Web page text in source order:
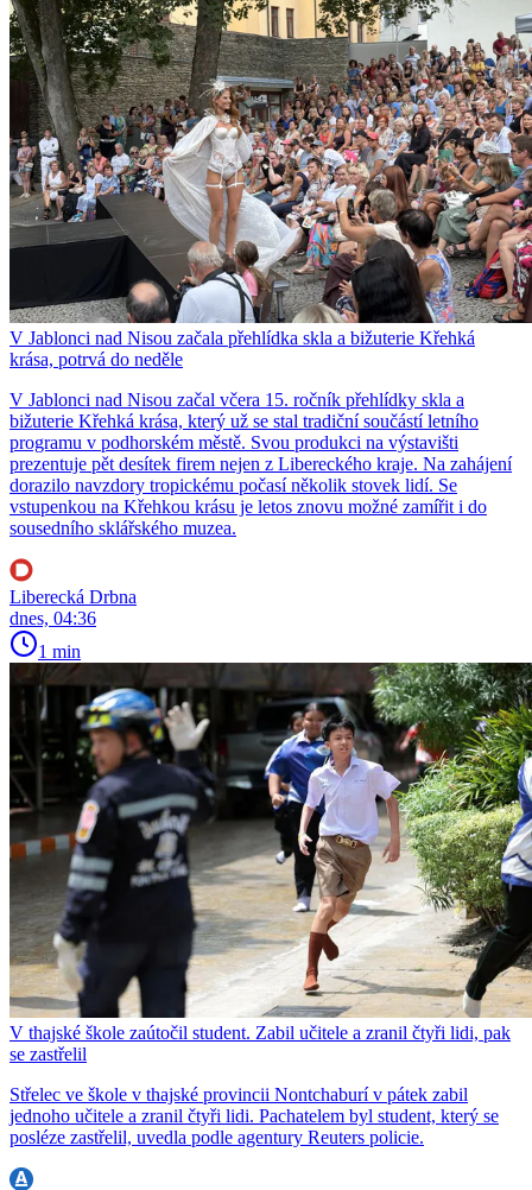
V Jablonci nad Nisou začala přehlídka skla a bižuterie Křehká
krása, potrvá do neděle
V Jablonci nad Nisou začal včera 15. ročník přehlídky skla a
bižuterie Křehká krása, který už se stal tradiční součástí letního
programu v podhorském městě. Svou produkci na výstavišti
prezentuje pět desítek firem nejen z Libereckého kraje. Na zahájení
dorazilo navzdory tropickému počasí několik stovek lidí. Se
vstupenkou na Křehkou krásu je letos znovu možné zamířit i do
sousedního sklářského muzea.
Liberecká Drbna
dnes, 04:36
1 min
V thajské škole zaútočil student. Zabil učitele a zranil čtyři lidi, pak
se zastřelil
Střelec ve škole v thajské provincii Nontchaburí v pátek zabil
jednoho učitele a zranil čtyři lidi. Pachatelem byl student, který se
posléze zastřelil, uvedla podle agentury Reuters policie.